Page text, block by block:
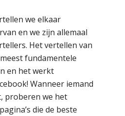
we elkaar
en we zijn allemaal
Het vertellen van
fundamentele
en het werkt
Wanneer iemand
proberen we het
die de beste